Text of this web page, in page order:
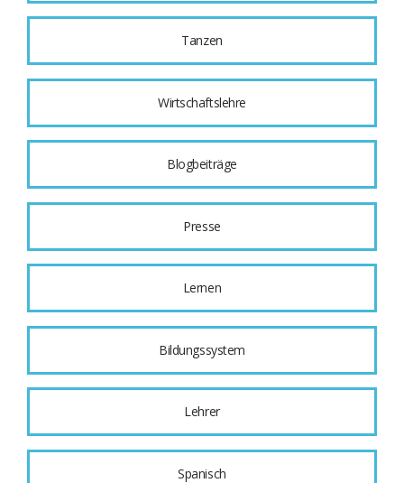
Tanzen
Wirtschaftslehre
Blogbeiträge
Presse
Lernen
Bildungssystem
Lehrer
Spanisch